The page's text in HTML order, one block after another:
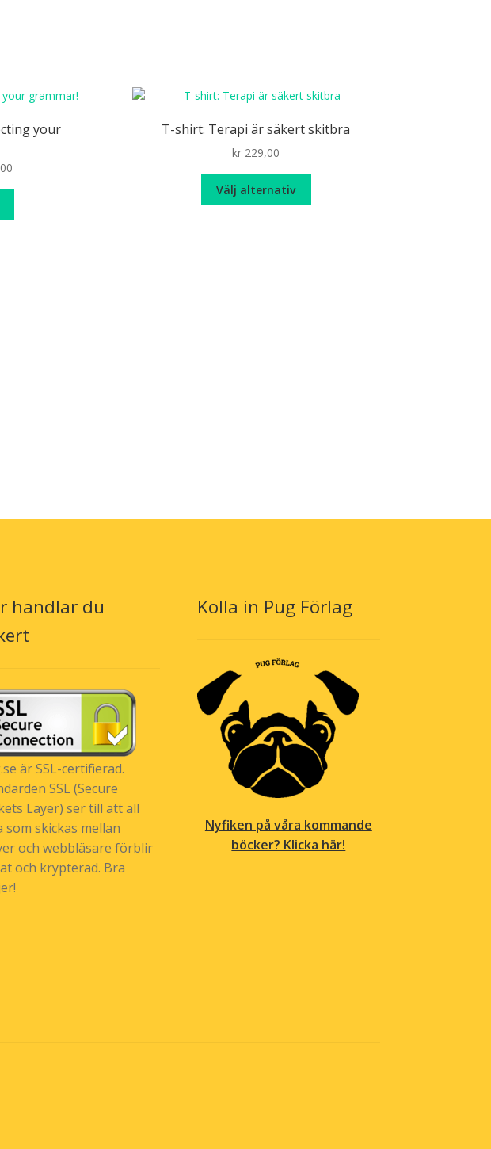
your
Price
through
T-shirt: Terapi är säkert skitbra
kr 229,00
Välj alternativ
handlar du
är SSL-certifierad.
SSL (Secure
Layer) ser till att all
som skickas mellan
och webbläsare förblir
och krypterad. Bra
Kolla in Pug Förlag
Nyfiken på våra kommande
böcker? Klicka här!